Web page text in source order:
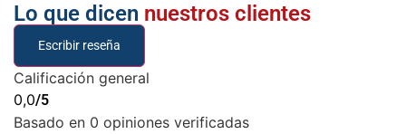
Lo que dicen nuestros clientes
Escribir reseña
Calificación general
0,0/5
Basado en 0 opiniones verificadas